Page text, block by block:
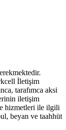
İletişim
tarafımca aksi
iletişim
hizmetleri ile ilgili
beyan ve taahhüt